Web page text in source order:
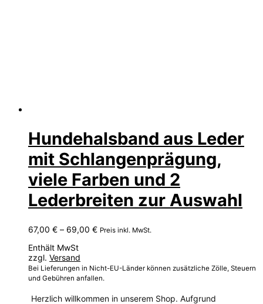
Hundehalsband aus Leder
mit Schlangenprägung,
viele Farben und 2
Lederbreiten zur Auswahl
67,00 € – 69,00 €Preisspanne:
Preis inkl. MwSt.
Enthält MwSt
zzgl. Versand
Bei Lieferungen in Nicht-EU-Länder können zusätzliche Zölle, Steuern
und Gebühren anfallen.
Herzlich willkommen in unserem Shop. Aufgrund